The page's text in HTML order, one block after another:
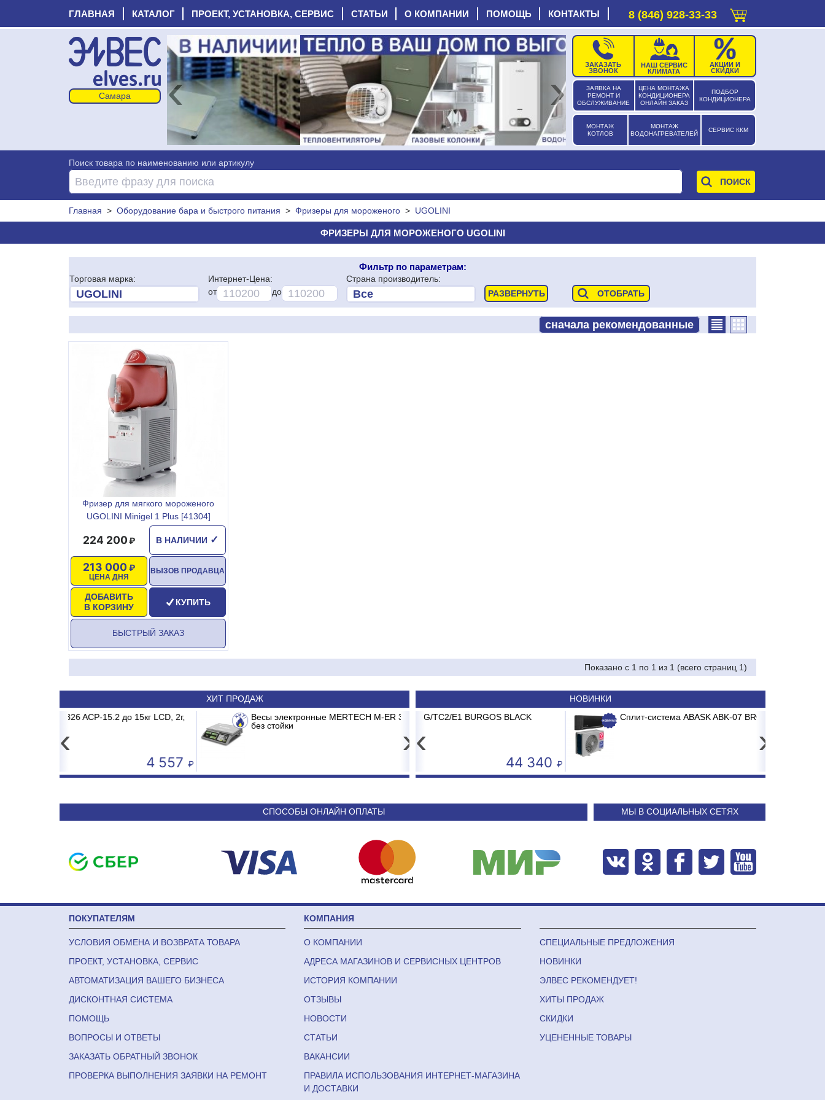
ГЛАВНАЯ КАТАЛОГ ПРОЕКТ, УСТАНОВКА, СЕРВИС СТАТЬИ О КОМПАНИИ ПОМОЩЬ КОНТАКТЫ 8 (846) 928-33-33
ЗАЯВКА НА
РЕМОНТ И
ОБСЛУЖИВАНИЕ
ЦЕНА МОНТАЖА
КОНДИЦИОНЕРА
ОНЛАЙН ЗАКАЗ
ПОДБОР
КОНДИЦИОНЕРА
МОНТАЖ
КОТЛОВ
МОНТАЖ
ВОДОНАГРЕВАТЕЛЕЙ
СЕРВИС ККМ
ЗАКАЗАТЬ
ЗВОНОК
НАШ СЕРВИС
КЛИМАТА
АКЦИИ И
СКИДКИ
‹ ›
Поиск товара по наименованию или артикулу
Главная > Оборудование бара и быстрого питания > Фризеры для мороженого > UGOLINI
ФРИЗЕРЫ ДЛЯ МОРОЖЕНОГО UGOLINI
ХИТ ПРОДАЖ
до 15кг LCD, 2г,
Весы электронные MERTECH M-ER 326 AC-15.2 до 15кг LCD, 2г,
Принтер штрих-кода Poscenter TT-310 USE (300 dpi)
‹ ›
НОВИНКИ
MB2/E1 MADRID INVERTER
Сплит-система ABASK ABK-12 BRG/TC2/E1 BURGOS BLACK Сплит-система ABASK ABK-07 BRG/TC2/E1 BURGOS BLACK
‹ ›
СПОСОБЫ ОНЛАЙН ОПЛАТЫ МЫ В СОЦИАЛЬНЫХ СЕТЯХ
Фильтр по параметрам:
Торговая марка:
Интернет-Цена:
от
до
Страна производитель:
Фризер для мягкого мороженого
UGOLINI Minigel 1 Plus [41304]
В НАЛИЧИИ ✓
224 200
ЦЕНА ДНЯ
213 000
ДОБАВИТЬ
В КОРЗИНУ
ВЫЗОВ ПРОДАВЦА
КУПИТЬ
БЫСТРЫЙ ЗАКАЗ
Показано с 1 по 1 из 1 (всего страниц 1)
ПОКУПАТЕЛЯМ
УСЛОВИЯ ОБМЕНА И ВОЗВРАТА ТОВАРА
ПРОЕКТ, УСТАНОВКА, СЕРВИС
АВТОМАТИЗАЦИЯ ВАШЕГО БИЗНЕСА
ДИСКОНТНАЯ СИСТЕМА
ПОМОЩЬ
ВОПРОСЫ И ОТВЕТЫ
ЗАКАЗАТЬ ОБРАТНЫЙ ЗВОНОК
ПРОВЕРКА ВЫПОЛНЕНИЯ ЗАЯВКИ НА РЕМОНТ
КОМПАНИЯ
О КОМПАНИИ
АДРЕСА МАГАЗИНОВ И СЕРВИСНЫХ ЦЕНТРОВ
ИСТОРИЯ КОМПАНИИ
ОТЗЫВЫ
НОВОСТИ
СТАТЬИ
ВАКАНСИИ
ПРАВИЛА ИСПОЛЬЗОВАНИЯ ИНТЕРНЕТ-МАГАЗИНА
И ДОСТАВКИ
СПЕЦИАЛЬНЫЕ ПРЕДЛОЖЕНИЯ
НОВИНКИ
ЭЛВЕС РЕКОМЕНДУЕТ!
ХИТЫ ПРОДАЖ
СКИДКИ
УЦЕНЕННЫЕ ТОВАРЫ